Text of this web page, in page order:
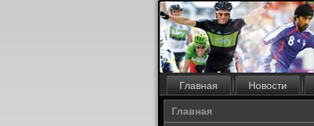
Главная Новости
Главная